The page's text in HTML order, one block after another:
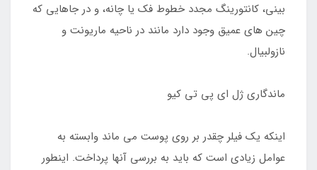
بینی، کانتورینگ مجدد خطوط فک یا چانه، و در جاهایی که
چین های عمیق وجود دارد مانند در ناحیه ماریونت و
نازولبیال.
ماندگاری ژل ای پی تی کیو
اینکه یک فیلر چقدر بر روی پوست می ماند وابسته به
عوامل زیادی است که باید به بررسی آنها پرداخت. اینطور